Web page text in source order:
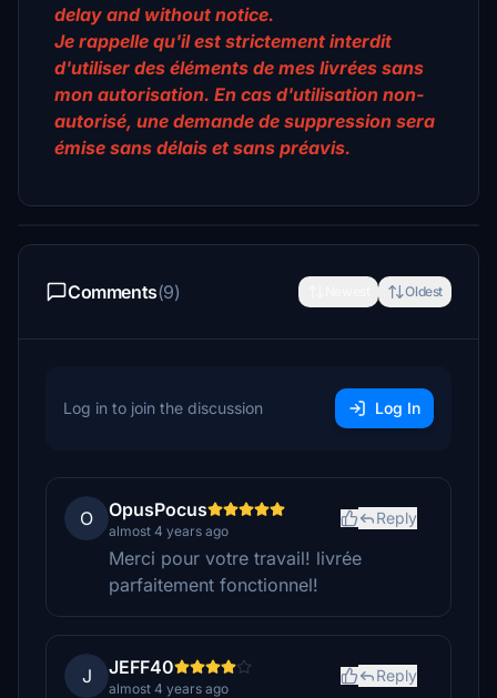
delay and without notice.
Je rappelle qu'il est strictement interdit
d'utiliser des éléments de mes livrées sans
mon autorisation. En cas d'utilisation non-
autorisé, une demande de suppression sera
émise sans délais et sans préavis.
Comments(9) Oldest
Log in to join the discussion Log In
O OpusPocus
almost 4 years ago
Reply
Merci pour votre travail! livrée
parfaitement fonctionnel!
J JEFF40
almost 4 years ago
Reply